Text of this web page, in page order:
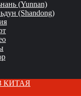
(Yunnan)
(Shandong)
КИТАЯ